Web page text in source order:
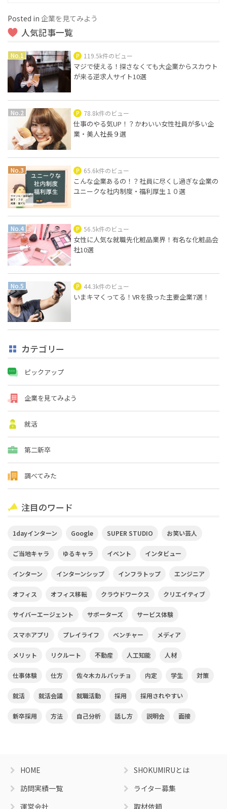
Posted in 企業を見てみよう
人気記事一覧
119.5k件のビュー
マジで使える！探さなくても大企業からスカウト
が来る逆求人サイト10選
78.8k件のビュー
仕事のやる気UP！？かわいい女性社員が多い企
業・美人社長９選
65.6k件のビュー
こんな企業あるの！？社員に尽くし過ぎな企業の
ユニークな社内制度・福利厚生１０選
56.5k件のビュー
女性に人気な就職先化粧品業界！有名な化粧品会
社10選
44.3k件のビュー
いまキマくってる！VRを扱った主要企業7選！
カテゴリー
ピックアップ
企業を見てみよう
就活
第二新卒
調べてみた
注目のワード
1dayインターン Google SUPER STUDIO お笑い芸人
ご当地キャラ ゆるキャラ イベント インタビュー
インターン インターンシップ インフラトップ エンジニア
オフィス オフィス移転 クラウドワークス クリエイティブ
サイバーエージェント サポーターズ サービス体験
スマホアプリ プレイライフ ベンチャー メディア
メリット リクルート 不動産 人工知能 人材
仕事体験 仕方 佐々木カルパッチョ 内定 学生 対策
就活 就活会議 就職活動 採用 採用されやすい
新卒採用 方法 自己分析 話し方 説明会 面接
HOME
SHOKUMIRUとは
訪問実績一覧
ライター募集
運営会社
取材依頼